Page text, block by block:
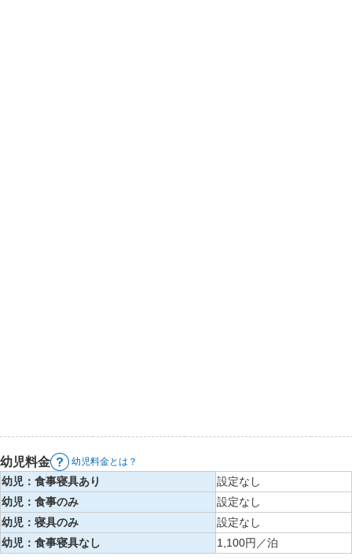
幼児料金 幼児料金とは？
幼児：食事寝具あり
設定なし
幼児：食事のみ
設定なし
幼児：寝具のみ
設定なし
幼児：食事寝具なし
1,100円／泊